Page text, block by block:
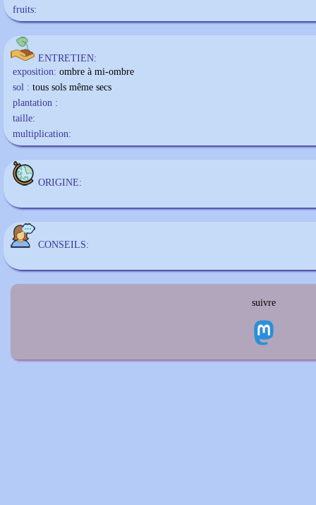
fruits:
ENTRETIEN:
exposition: ombre à mi-ombre
sol : tous sols même secs
plantation :
taille:
multiplication:
ORIGINE:
CONSEILS:
suivre